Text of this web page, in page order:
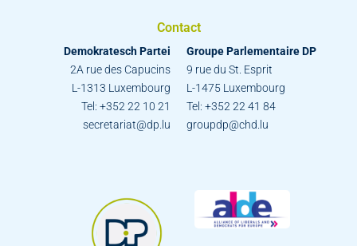
Contact
Demokratesch Partei
2A rue des Capucins
L-1313 Luxembourg
Tel: +352 22 10 21
secretariat@dp.lu
Groupe Parlementaire DP
9 rue du St. Esprit
L-1475 Luxembourg
Tel: +352 22 41 84
groupdp@chd.lu